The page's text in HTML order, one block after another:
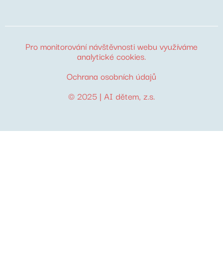
Pro monitorování návštěvnosti webu využíváme
analytické cookies.
Ochrana osobních údajů
© 2025 | AI dětem, z.s.